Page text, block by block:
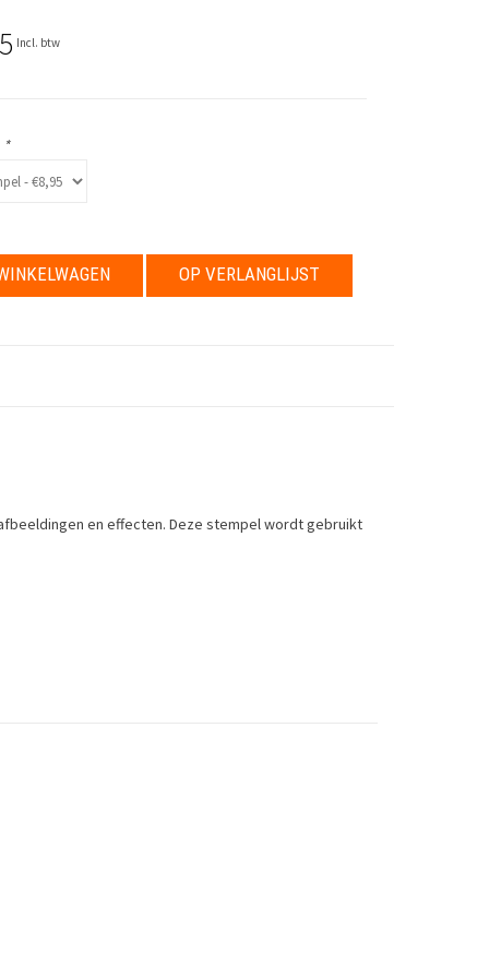
Incl. btw
*
OP VERLANGLIJST
en effecten. Deze stempel wordt gebruikt